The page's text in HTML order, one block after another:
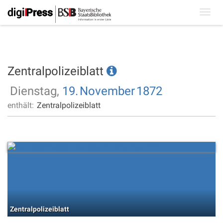
Zentralpolizeiblatt
Dienstag, 19. November1872
enthält: Zentralpolizeiblatt
Zentralpolizeiblatt